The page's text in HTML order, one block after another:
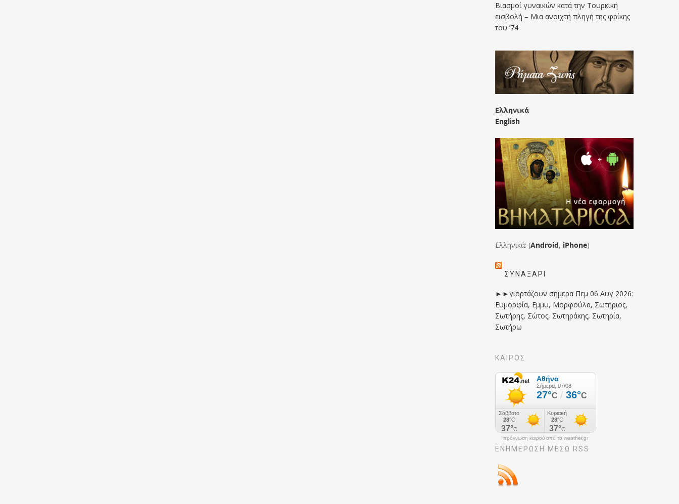
Βιασμοί γυναικών κατά την Τουρκική
εισβολή – Μια ανοιχτή πληγή της φρίκης
του ’74
Ελληνικά
English
Ελληνικά: (Android, iPhone)
ΣΥΝΑΞΆΡΙ
►►γιορτάζουν σήμερα Πεμ 06 Αυγ 2026:
Ευμορφία, Εμμυ, Μορφούλα, Σωτήριος,
Σωτήρης, Σώτος, Σωτηράκης, Σωτηρία,
Σωτήρω
ΚΑΙΡΟΣ
πρόγνωση καιρού από το weather.gr
ΕΝΗΜΈΡΩΣΉ ΜΕΣΩ RSS